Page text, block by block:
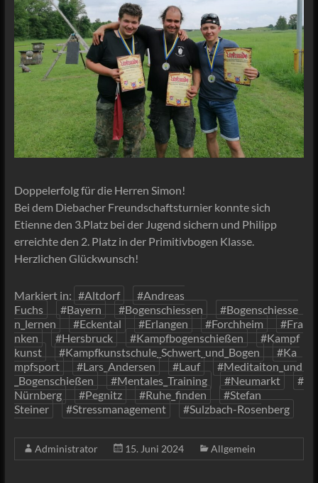
Doppelerfolg für die Herren Simon!
Bei dem Diebacher Freundschaftsturnier konnte sich
Etienne den 3.Platz bei der Jugend sichern und Philipp
erreichte den 2. Platz in der Primitivbogen Klasse.
Herzlichen Glückwunsch!
Markiert in: #Altdorf
#Andreas
Fuchs
#Bayern #Bogenschiessen
#Bogenschiesse
n_lernen
#Eckental #Erlangen #Forchheim
#Fra
nken
#Hersbruck #Kampfbogenschießen
#Kampf
kunst
#Kampfkunstschule_Schwert_und_Bogen
#Ka
mpfsport
#Lars_Andersen #Lauf
#Meditaiton_und
_Bogenschießen
#Mentales_Training #Neumarkt
#
Nürnberg
#Pegnitz #Ruhe_finden
#Stefan
Steiner
#Stressmanagement #Sulzbach-Rosenberg
Administrator 15. Juni 2024 Allgemein